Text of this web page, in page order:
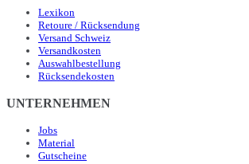
Lexikon
Retoure / Rücksendung
Versand Schweiz
Versandkosten
Auswahlbestellung
Rücksendekosten
UNTERNEHMEN
Jobs
Material
Gutscheine